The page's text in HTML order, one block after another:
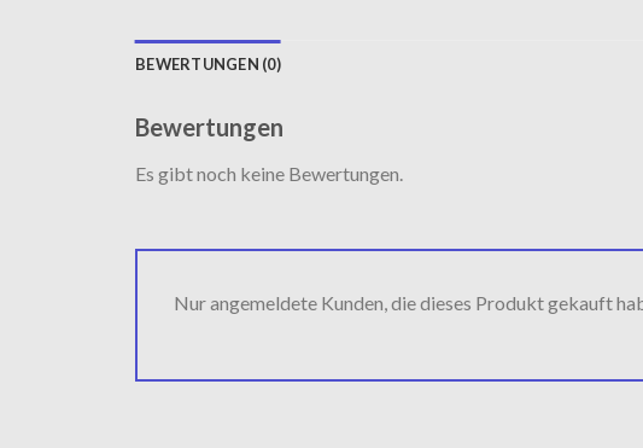
BEWERTUNGEN (0)
Bewertungen
Es gibt noch keine Bewertungen.
Nur angemeldete Kunden, die dieses Produkt gekauft